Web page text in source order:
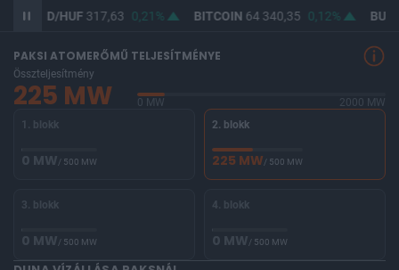
HUF 317,63 0,21% BITCOIN64 340,35 0,12% BUX 147
PAKSI ATOMERŐMŰ TELJESÍTMÉNYE
Összteljesítmény
225 MW 0 MW
2000 MW
1. blokk
0 MW/ 500 MW
2. blokk
225 MW/ 500 MW
3. blokk
0 MW/ 500 MW
4. blokk
0 MW/ 500 MW